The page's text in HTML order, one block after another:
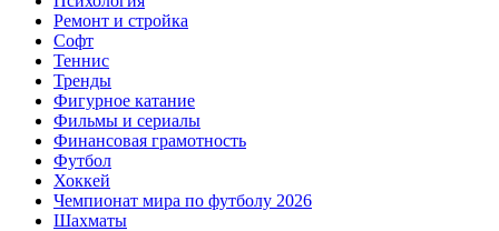
Ремонт и стройка
Софт
Теннис
Тренды
Фигурное катание
Фильмы и сериалы
Финансовая грамотность
Футбол
Хоккей
Чемпионат мира по футболу 2026
Шахматы